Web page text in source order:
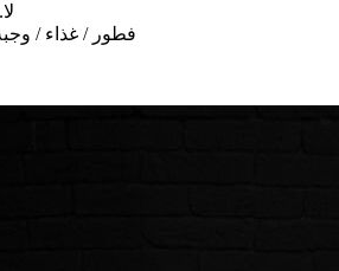
فطور / غذاء /